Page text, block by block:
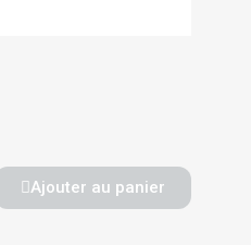
Ajouter au panier